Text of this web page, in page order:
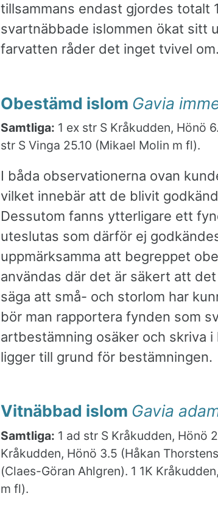
tillsammans endast gjordes totalt
svartnäbbade islommen ökat sitt
farvatten råder det inget tvivel om.
Obestämd islom Gavia
Samtliga: 1 ex str S Kråkudden, Hönö
str S Vinga 25.10 (Mikael Molin m fl).
I båda observationerna ovan
vilket innebär att de blivit
Dessutom fanns ytterligare ett
uteslutas som därför ej
uppmärksamma att begreppet
användas där det är säkert att
säga att små- och storlom har
bör man rapportera fynden som
artbestämning osäker och skriva
ligger till grund för bestämningen.
Vitnäbbad islom Gavia
Samtliga: 1 ad str S Kråkudden, Hönö
Kråkudden, Hönö 3.5 (Håkan
(Claes-Göran Ahlgren). 1 1K
m fl).